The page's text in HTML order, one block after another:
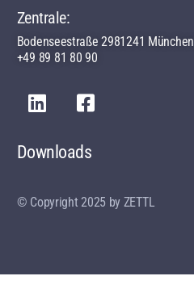
Zentrale:
Bodenseestraße 2981241 München
+49 89 81 80 90
Downloads
© Copyright 2025 by ZETTL